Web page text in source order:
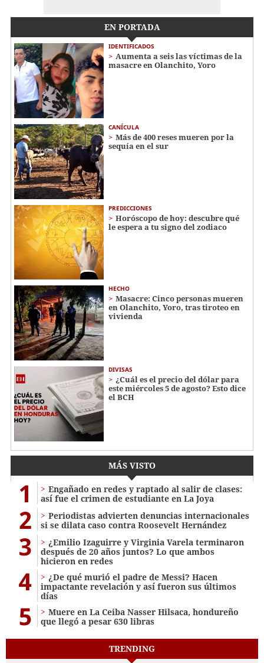
EN PORTADA
IDENTIFICADOS
Aumenta a seis las víctimas de la
masacre en Olanchito, Yoro
CANÍCULA
Más de 400 reses mueren por la
sequía en el sur
PREDICCIONES
Horóscopo de hoy: descubre qué
le espera a tu signo del zodiaco
HECHO
Masacre: Cinco personas mueren
en Olanchito, Yoro, tras tiroteo en
vivienda
DIVISAS
¿Cuál es el precio del dólar para
este miércoles 5 de agosto? Esto dice
el BCH
MÁS VISTO
1
Engañado en redes y raptado al salir de clases:
así fue el crimen de estudiante en La Joya
2
Periodistas advierten denuncias internacionales
si se dilata caso contra Roosevelt Hernández
3
¿Emilio Izaguirre y Virginia Varela terminaron
después de 20 años juntos? Lo que ambos
hicieron en redes
4
¿De qué murió el padre de Messi? Hacen
impactante revelación y así fueron sus últimos
días
5
Muere en La Ceiba Nasser Hilsaca, hondureño
que llegó a pesar 630 libras
TRENDING